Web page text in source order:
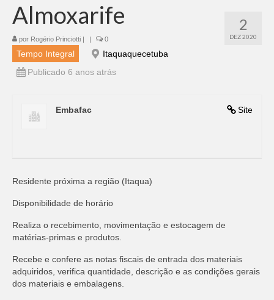
2
DEZ 2020
Almoxarife
por Rogério Princiotti | | 0
Tempo Integral
Itaquaquecetuba
Publicado 6 anos atrás
Site
Embafac
Residente próxima a região (Itaqua)
Disponibilidade de horário
Realiza o recebimento, movimentação e estocagem de
matérias-primas e produtos.
Recebe e confere as notas fiscais de entrada dos materiais
adquiridos, verifica quantidade, descrição e as condições gerais
dos materiais e embalagens.